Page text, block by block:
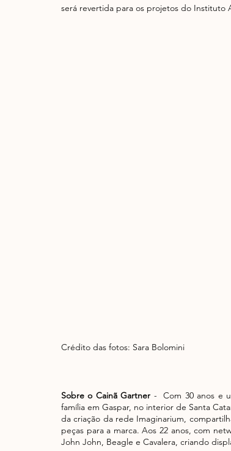
será revertida para os projetos do Instituto
Crédito das fotos: Sara Bolomini
Sobre o Cainã Gartner -  Com 30 anos e
família em Gaspar, no interior de Santa
da criação da rede Imaginarium,
peças para a marca. Aos 22 anos, com
John John, Beagle e Cavalera, criando